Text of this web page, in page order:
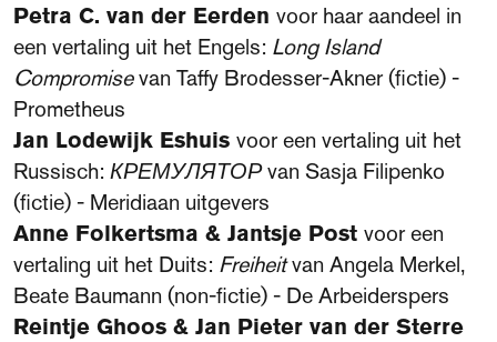
Petra C. van der Eerden voor haar aandeel in
een vertaling uit het Engels: Long Island
Compromisevan Taffy Brodesser-Akner (fictie) -
Prometheus
Jan Lodewijk Eshuis voor een vertaling uit het
Russisch: КРЕМУЛЯТОРvan Sasja Filipenko
(fictie) - Meridiaan uitgevers
Anne Folkertsma & Jantsje Post voor een
vertaling uit het Duits: Freiheitvan Angela Merkel,
Beate Baumann (non-fictie) - De Arbeiderspers
Reintje Ghoos & Jan Pieter van der Sterre